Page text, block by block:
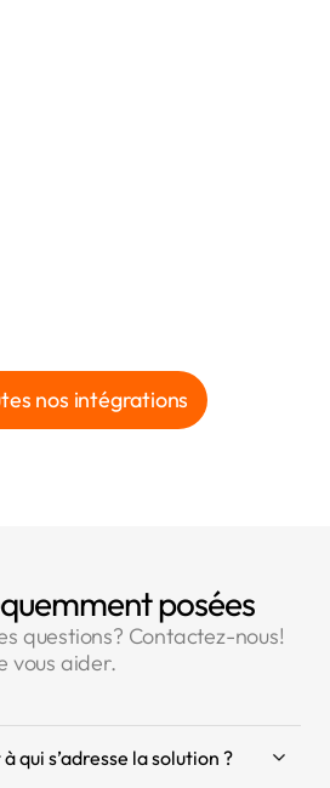
nos intégrations
posées
questions? Contactez-nous!
vous aider.
qui s’adresse la solution ?